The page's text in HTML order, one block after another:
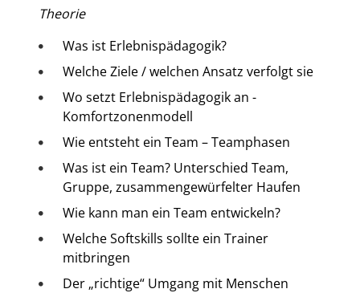
Theorie
Was ist Erlebnispädagogik?
Welche Ziele / welchen Ansatz verfolgt sie
Wo setzt Erlebnispädagogik an -
Komfortzonenmodell
Wie entsteht ein Team – Teamphasen
Was ist ein Team? Unterschied Team,
Gruppe, zusammengewürfelter Haufen
Wie kann man ein Team entwickeln?
Welche Softskills sollte ein Trainer
mitbringen
Der „richtige“ Umgang mit Menschen